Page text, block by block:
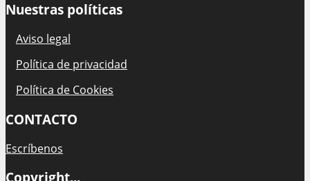
Nuestras políticas
Aviso legal
Política de privacidad
Política de Cookies
CONTACTO
Escríbenos
Copyright...